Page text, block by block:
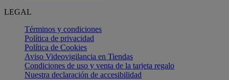
LEGAL
Términos y condiciones
Política de privacidad
Política de Cookies
Aviso Videovigilancia en Tiendas
Condiciones de uso y venta de la tarjeta regalo
Nuestra declaración de accesibilidad